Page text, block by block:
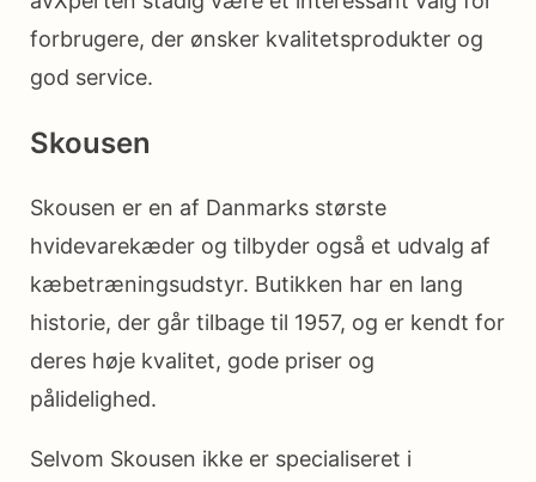
forbrugere, der ønsker kvalitetsprodukter og
god service.
Skousen
Skousen er en af Danmarks største
hvidevarekæder og tilbyder også et udvalg af
kæbetræningsudstyr. Butikken har en lang
historie, der går tilbage til 1957, og er kendt for
deres høje kvalitet, gode priser og
pålidelighed.
Selvom Skousen ikke er specialiseret i